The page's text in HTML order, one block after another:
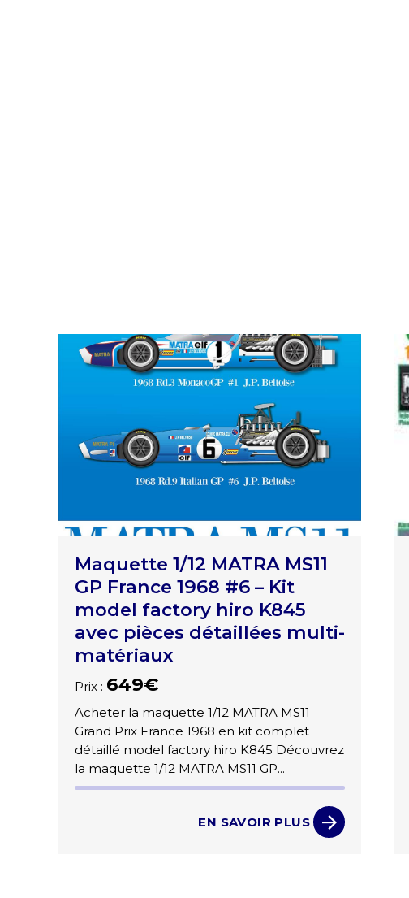
Maquette 1/12 MATRA MS11
GP France 1968 #6 – Kit
model factory hiro K845
avec pièces détaillées multi-
matériaux
Prix : 649€
Acheter la maquette 1/12 MATRA MS11
Grand Prix France 1968 en kit complet
détaillé model factory hiro K845 Découvrez
la maquette 1/12 MATRA MS11 GP...
EN SAVOIR PLUS